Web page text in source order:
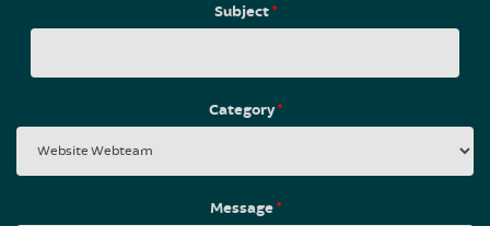
Subject*
Category*
Message*